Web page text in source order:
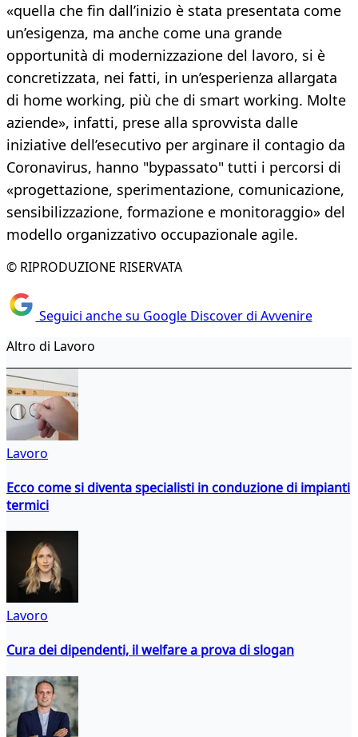
«quella che fin dall’inizio è stata presentata come
un’esigenza, ma anche come una grande
opportunità di modernizzazione del lavoro, si è
concretizzata, nei fatti, in un’esperienza allargata
di home working, più che di smart working. Molte
aziende», infatti, prese alla sprovvista dalle
iniziative dell’esecutivo per arginare il contagio da
Coronavirus, hanno "bypassato" tutti i percorsi di
«progettazione, sperimentazione, comunicazione,
sensibilizzazione, formazione e monitoraggio» del
modello organizzativo occupazionale agile.
© RIPRODUZIONE RISERVATA
Seguici anche su Google Discover di Avvenire
Altro di Lavoro
Lavoro
Ecco come si diventa specialisti in conduzione di impianti
termici
Lavoro
Cura dei dipendenti, il welfare a prova di slogan